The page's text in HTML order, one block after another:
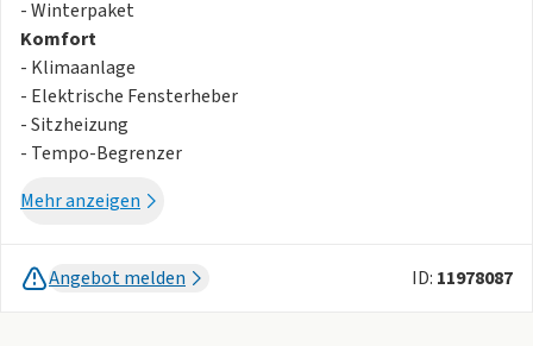
- Winterpaket
Komfort
- Klimaanlage
- Elektrische Fensterheber
- Sitzheizung
- Tempo-Begrenzer
- Lenkrad beheizt
- Rückfahrkamera
Sicherheit
Mehr anzeigen
Angebot melden ID: 11978087